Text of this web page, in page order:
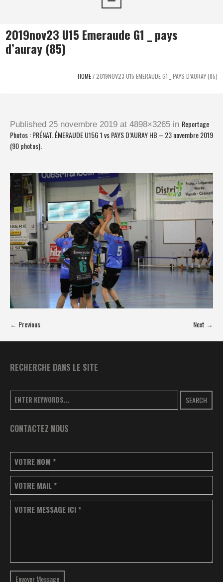
2019nov23 U15 Emeraude G1 _ pays
d’auray (85)
HOME/2019NOV23 U15 EMERAUDE G1 _ PAYS D’AURAY (85)
Published 25 novembre 2019 at 4898×3265 in Reportage
Photos : PRÉNAT. ÉMERAUDE U15G 1 vs PAYS D’AURAY HB – 23 novembre 2019
(90 photos).
← Previous Next →
RECHERCHE DANS LE SITE
SEARCH
CONTACTEZ NOUS
VOTRE NOM *
VOTRE MAIL *
VOTRE MESSAGE ICI *
Envoyer Message